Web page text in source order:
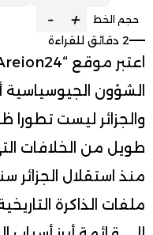
حجم الخط +
-
2 دقائق للقراءة
الشؤون الجيوسياسية
والجزائر ليست تطورا
طويل من الخلافات
ملفات الذاكرة